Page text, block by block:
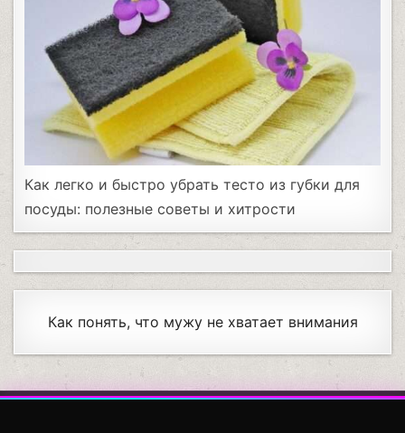
Как легко и быстро убрать тесто из губки для
посуды: полезные советы и хитрости
Как понять, что мужу не хватает внимания